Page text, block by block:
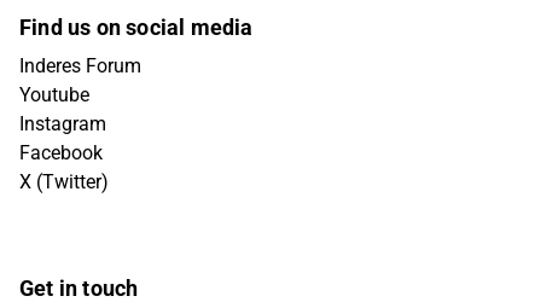
Find us on social media
Inderes Forum
Youtube
Instagram
Facebook
X (Twitter)
Get in touch